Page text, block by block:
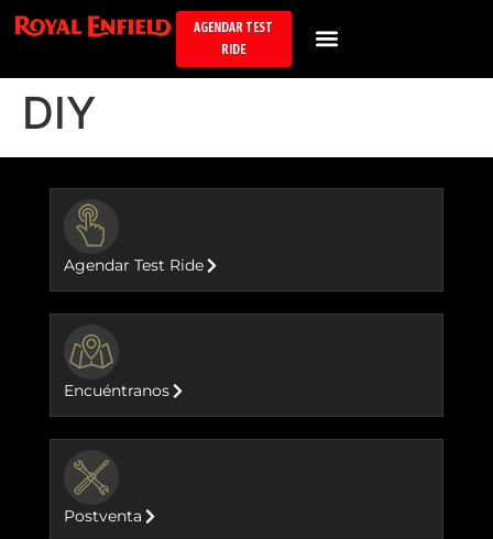
AGENDAR TEST
RIDE
DIY
Agendar Test Ride
Encuéntranos
Postventa